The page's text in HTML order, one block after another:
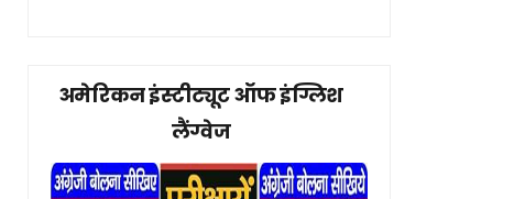
अमेरिकन इंस्टीट्यूट ऑफ इंग्लिश
लैंग्वेज